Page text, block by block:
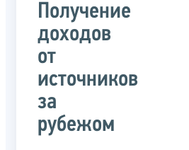
Получение
доходов
от
источников
за
рубежом